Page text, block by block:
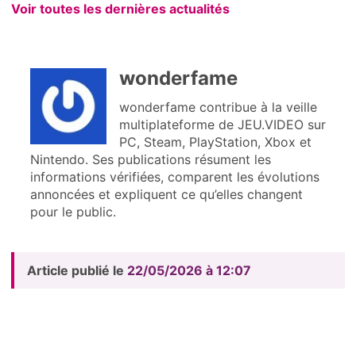
Voir toutes les dernières actualités
wonderfame
wonderfame contribue à la veille
multiplateforme de JEU.VIDEO sur
PC, Steam, PlayStation, Xbox et
Nintendo. Ses publications résument les
informations vérifiées, comparent les évolutions
annoncées et expliquent ce qu’elles changent
pour le public.
Article publié le 22/05/2026 à 12:07